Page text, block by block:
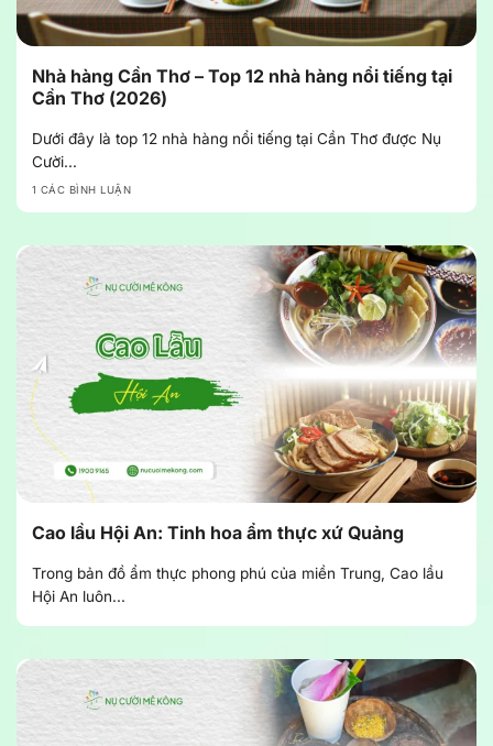
Nhà hàng Cần Thơ – Top 12 nhà hàng nổi tiếng tại
Cần Thơ (2026)
Dưới đây là top 12 nhà hàng nổi tiếng tại Cần Thơ được Nụ
Cười...
1 CÁC BÌNH LUẬN
Cao lầu Hội An: Tinh hoa ẩm thực xứ Quảng
Trong bản đồ ẩm thực phong phú của miền Trung, Cao lầu
Hội An luôn...